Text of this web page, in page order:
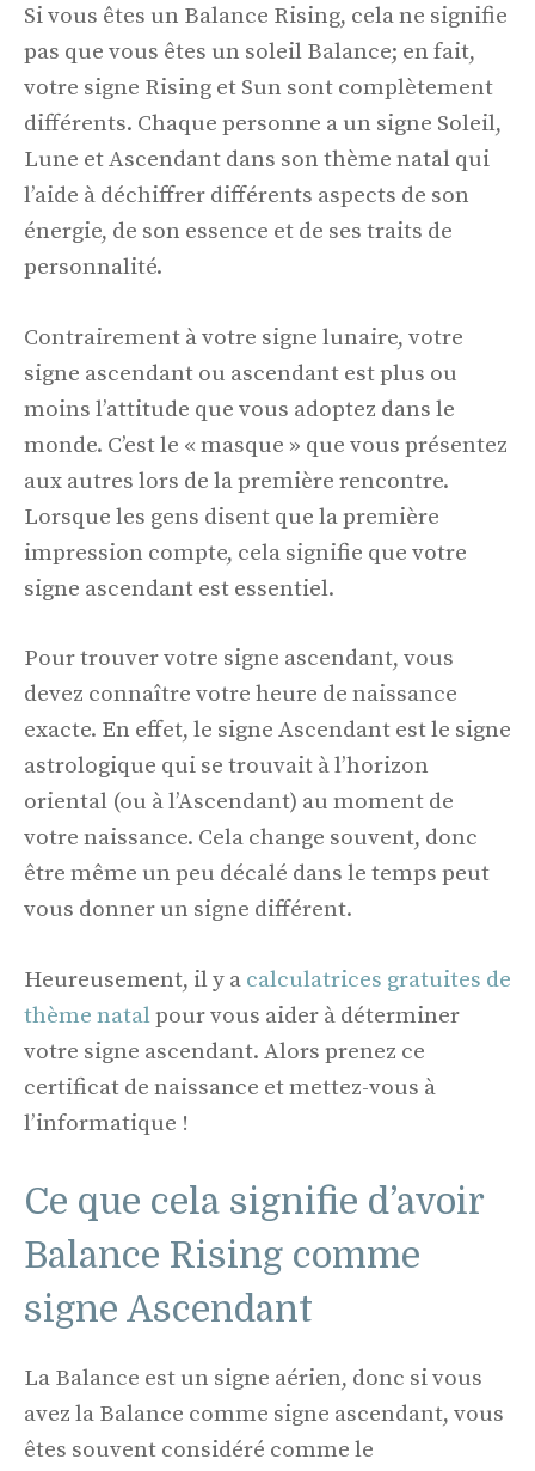
Si vous êtes un Balance Rising, cela ne signifie
pas que vous êtes un soleil Balance; en fait,
votre signe Rising et Sun sont complètement
différents. Chaque personne a un signe Soleil,
Lune et Ascendant dans son thème natal qui
l’aide à déchiffrer différents aspects de son
énergie, de son essence et de ses traits de
personnalité.
Contrairement à votre signe lunaire, votre
signe ascendant ou ascendant est plus ou
moins l’attitude que vous adoptez dans le
monde. C’est le « masque » que vous présentez
aux autres lors de la première rencontre.
Lorsque les gens disent que la première
impression compte, cela signifie que votre
signe ascendant est essentiel.
Pour trouver votre signe ascendant, vous
devez connaître votre heure de naissance
exacte. En effet, le signe Ascendant est le signe
astrologique qui se trouvait à l’horizon
oriental (ou à l’Ascendant) au moment de
votre naissance. Cela change souvent, donc
être même un peu décalé dans le temps peut
vous donner un signe différent.
Heureusement, il y a calculatrices gratuites de
thème natalpour vous aider à déterminer
votre signe ascendant. Alors prenez ce
certificat de naissance et mettez-vous à
l’informatique !
Ce que cela signifie d’avoir
Balance Rising comme
signe Ascendant
La Balance est un signe aérien, donc si vous
avez la Balance comme signe ascendant, vous
êtes souvent considéré comme le